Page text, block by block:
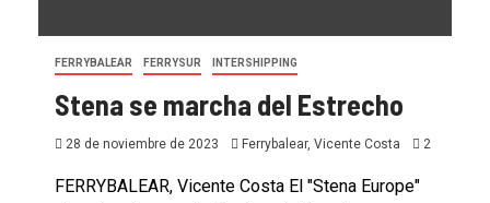
FERRYBALEAR FERRYSUR INTERSHIPPING
Stena se marcha del Estrecho
28 de noviembre de 2023 Ferrybalear, Vicente Costa 2
FERRYBALEAR, Vicente Costa El "Stena Europe"